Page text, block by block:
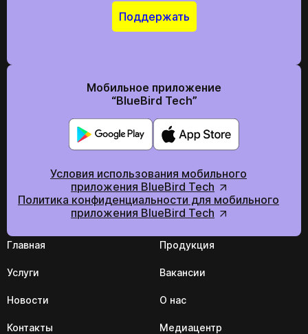
Поддержать
Мобильное приложение
“BlueBird Tech”
Условия использования мобильного
приложения BlueBird Tech
Политика конфиденциальности для мобильного
приложения BlueBird Tech
Главная Продукция
Услуги Вакансии
Новости О нас
Контакты Медиацентр
Отправить